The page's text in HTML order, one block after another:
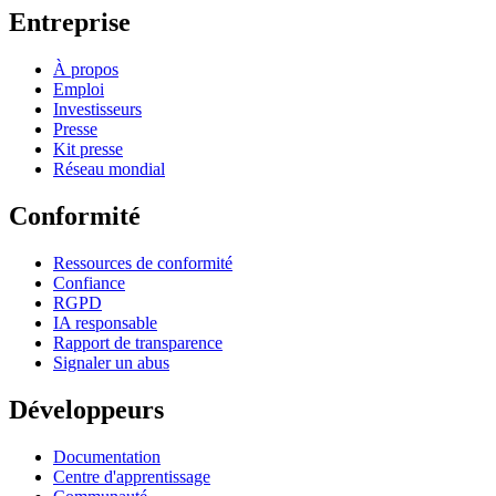
Entreprise
À propos
Emploi
Investisseurs
Presse
Kit presse
Réseau mondial
Conformité
Ressources de conformité
Confiance
RGPD
IA responsable
Rapport de transparence
Signaler un abus
Développeurs
Documentation
Centre d'apprentissage